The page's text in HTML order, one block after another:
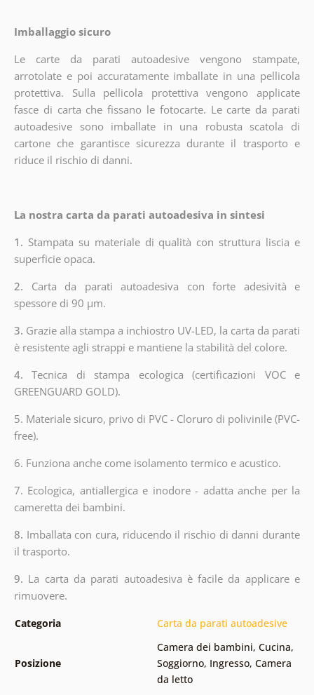
Imballaggio sicuro
Le carte da parati autoadesive vengono stampate,
arrotolate e poi accuratamente imballate in una pellicola
protettiva. Sulla pellicola protettiva vengono applicate
fasce di carta che fissano le fotocarte. Le carte da parati
autoadesive sono imballate in una robusta scatola di
cartone che garantisce sicurezza durante il trasporto e
riduce il rischio di danni.
La nostra carta da parati autoadesiva in sintesi
1. Stampata su materiale di qualità con struttura liscia e
superficie opaca.
2. Carta da parati autoadesiva con forte adesività e
spessore di 90 µm.
3. Grazie alla stampa a inchiostro UV-LED, la carta da parati
è resistente agli strappi e mantiene la stabilità del colore.
4.Tecnica di stampa ecologica (certificazioni VOC e
GREENGUARD GOLD).
5. Materiale sicuro, privo di PVC - Cloruro di polivinile (PVC-
free).
6. Funziona anche come isolamento termico e acustico.
7. Ecologica, antiallergica e inodore - adatta anche per la
cameretta dei bambini.
8. Imballata con cura, riducendo il rischio di danni durante
il trasporto.
9. La carta da parati autoadesiva è facile da applicare e
rimuovere.
Categoria Carta da parati autoadesive
Posizione
Camera dei bambini, Cucina,
Soggiorno, Ingresso, Camera
da letto